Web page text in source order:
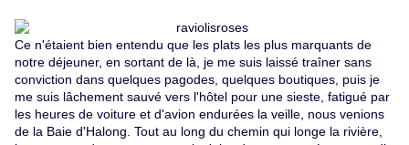
Ce n'étaient bien entendu que les plats les plus marquants de
notre déjeuner, en sortant de là, je me suis laissé traîner sans
conviction dans quelques pagodes, quelques boutiques, puis je
me suis lâchement sauvé vers l'hôtel pour une sieste, fatigué par
les heures de voiture et d'avion endurées la veille, nous venions
de la Baie d'Halong . Tout au long du chemin qui longe la rivière,